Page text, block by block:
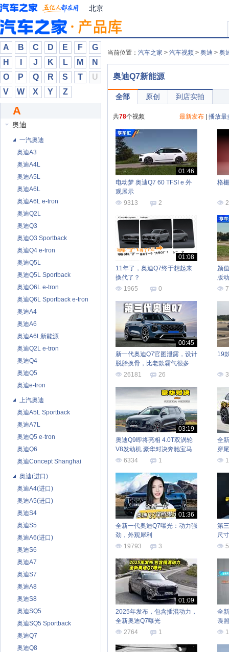
北京
A B C D E F
G
H
J K L M
N
O
P Q R S T
U
V
W X Y Z
阿尔法·罗密欧
阿尔特
阿莫迪罗
阿斯顿·马丁
阿维塔
埃安
埃尚
艾康尼克
爱驰
奥迪
一汽奥迪
奥迪A3
奥迪A4L
奥迪A5L
奥迪A6L
奥迪A6L e-tron
奥迪Q2L
奥迪Q3
奥迪Q3 Sportback
奥迪Q4 e-tron
奥迪Q5L
奥迪Q5L Sportback
奥迪Q6L e-tron
奥迪Q6L Sportback e-tron
奥迪A4
奥迪A6
奥迪A6L新能源
奥迪Q2L e-tron
奥迪Q4
奥迪Q5
奥迪e-tron
上汽奥迪
奥迪A5L Sportback
奥迪A7L
奥迪Q5 e-tron
奥迪Q6
奥迪Concept Shanghai
奥迪(进口)
奥迪A4(进口)
奥迪A5(进口)
奥迪S4
奥迪S5
奥迪A6(进口)
奥迪S6
奥迪A7
奥迪S7
奥迪A8
奥迪S8
奥迪SQ5
奥迪SQ5 Sportback
奥迪Q7
奥迪Q8
A
当前位置： 汽车之家 > 汽车视频 > 奥迪 > 奥
奥迪Q7新能源
全部 原创 到店实拍
共78个视频 最新发布 播放最
01:46
电动梦 奥迪Q7 60 TFSI e 外
观展示
9313
2
格
01:08
11年了，奥迪Q7终于想起来
换代了？
1965
0
颜
版
00:45
新一代奥迪Q7官图泄露，设计
脱胎换骨，比老款霸气很多
26181
26
19
03:19
奥迪Q9即将亮相 4.0T双涡轮
V8发动机 豪华对决奔驰宝马
6334
1
全
穿
01:36
全新一代奥迪Q7曝光：动力强
劲，外观犀利
19793
3
第
尺
01:09
2025年发布，包含插混动力，
全新奥迪Q7曝光
2764
1
全
谍
布